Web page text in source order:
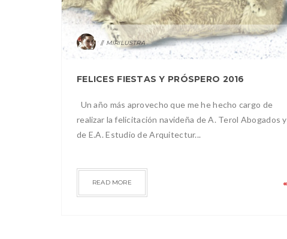
MIRILUSTRA
FELICES FIESTAS Y PRÓSPERO 2016
Un año más aprovecho que me he hecho cargo de
realizar la felicitación navideña de A. Terol Abogados y
de E.A. Estudio de Arquitectur...
READ MORE